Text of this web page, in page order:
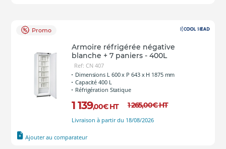
Promo
Armoire réfrigérée négative
blanche + 7 paniers - 400L
Ref: CN 407
Dimensions L 600 x P 643 x H 1875 mm
Capacité 400 L
Réfrigération Statique
1 139,00€ HT 1 265,00€HT
Livraison à partir du 18/08/2026
Ajouter au comparateur